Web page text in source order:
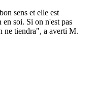
sens et elle est
en soi. Si on n'est pas
ne tiendra", a averti M.